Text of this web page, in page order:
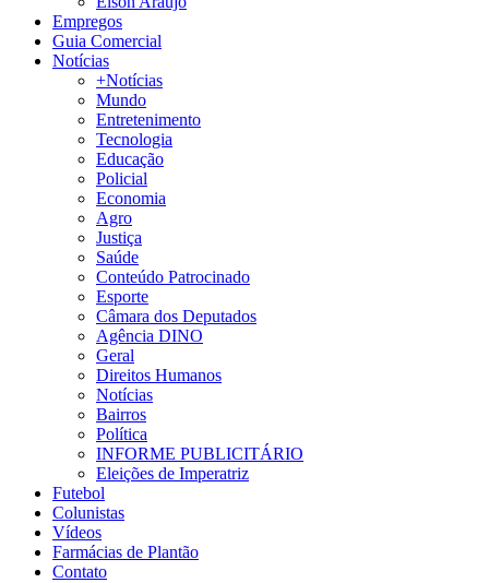
Empregos
Guia Comercial
Notícias
+Notícias
Mundo
Entretenimento
Tecnologia
Educação
Policial
Economia
Agro
Justiça
Saúde
Conteúdo Patrocinado
Esporte
Câmara dos Deputados
Agência DINO
Geral
Direitos Humanos
Notícias
Bairros
Política
INFORME PUBLICITÁRIO
Eleições de Imperatriz
Futebol
Colunistas
Vídeos
Farmácias de Plantão
Contato